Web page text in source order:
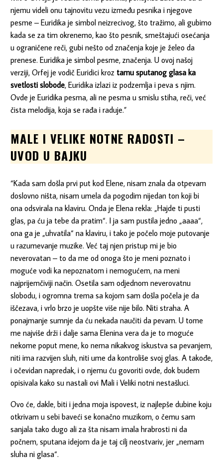
njemu videli onu tajnovitu vezu između pesnika i njegove
pesme – Euridika je simbol neizrecivog, što tražimo, ali gubimo
kada se za tim okrenemo, kao što pesnik, smeštajući osećanja
u ograničene reči, gubi nešto od značenja koje je želeo da
prenese. Euridika je simbol pesme, značenja. U ovoj našoj
verziji, Orfej je vodič Euridici kroz tamu sputanog glasa ka
svetlosti slobode, Euridika izlazi iz podzemlja i peva s njim.
Ovde je Euridika pesma, ali ne pesma u smislu stiha, reči, već
čista melodija, koja se rađa i raduje.”
MALE I VELIKE NOTNE RADOSTI –
UVOD U BAJKU
“Kada sam došla prvi put kod Elene, nisam znala da otpevam
doslovno ništa, nisam umela da pogodim nijedan ton koji bi
ona odsvirala na klaviru. Onda je Elena rekla: „Hajde ti pusti
glas, pa ću ja tebe da pratim“. I ja sam pustila jedno „aaaa“,
ona ga je „uhvatila“ na klaviru, i tako je počelo moje putovanje
u razumevanje muzike. Već taj njen pristup mi je bio
neverovatan – to da me od onoga što je meni poznato i
moguće vodi ka nepoznatom i nemogućem, na meni
najprijemčiviji način. Osetila sam odjednom neverovatnu
slobodu, i ogromna trema sa kojom sam došla počela je da
iščezava, i vrlo brzo je uopšte više nije bilo. Niti straha. A
ponajmanje sumnje da ću nekada naučiti da pevam. U tome
me najviše drži i dalje sama Elenina vera da je to moguće
nekome poput mene, ko nema nikakvog iskustva sa pevanjem,
niti ima razvijen sluh, niti ume da kontroliše svoj glas. A takođe,
i očevidan napredak, i o njemu ću govoriti ovde, dok budem
opisivala kako su nastali ovi Mali i Veliki notni nestašluci.
Ovo će, dakle, biti i jedna moja ispovest, iz najlepše dubine koju
otkrivam u sebi baveći se konačno muzikom, o čemu sam
sanjala tako dugo ali za šta nisam imala hrabrosti ni da
počnem, sputana idejom da je taj cilj neostvariv, jer „nemam
sluha ni glasa“.